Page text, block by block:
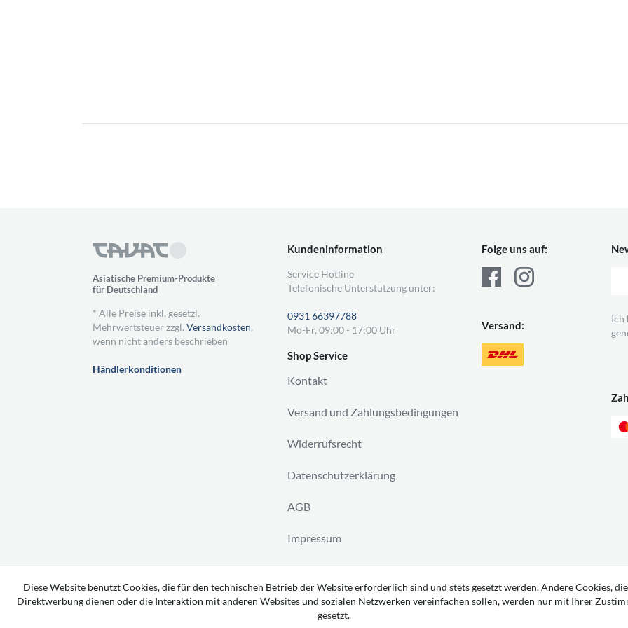
Asiatische Premium-Produkte
für Deutschland
* Alle Preise inkl. gesetzl.
Mehrwertsteuer zzgl. Versandkosten,
wenn nicht anders beschrieben
Händlerkonditionen
Kundeninformation
Service Hotline
Telefonische Unterstützung unter:
0931 66397788
Mo-Fr, 09:00 - 17:00 Uhr
Shop Service
Kontakt
Versand und Zahlungsbedingungen
Widerrufsrecht
Datenschutzerklärung
AGB
Impressum
Vertrag widerrufen
Folge uns auf:
Versand:
Ich
Diese Website benutzt Cookies, die für den technischen Betrieb der Website erforderlich sind und stets gesetzt werden. Andere Cookies,
Direktwerbung dienen oder die Interaktion mit anderen Websites und sozialen Netzwerken vereinfachen sollen, werden nur mit Ihrer
gesetzt.